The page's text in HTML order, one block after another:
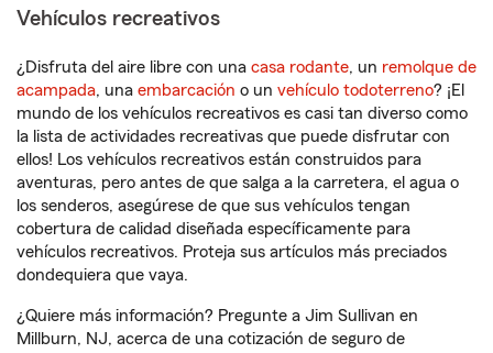
Vehículos recreativos
¿Disfruta del aire libre con una casa rodante, un remolque de
acampada, una embarcación o un vehículo todoterreno? ¡El
mundo de los vehículos recreativos es casi tan diverso como
la lista de actividades recreativas que puede disfrutar con
ellos! Los vehículos recreativos están construidos para
aventuras, pero antes de que salga a la carretera, el agua o
los senderos, asegúrese de que sus vehículos tengan
cobertura de calidad diseñada específicamente para
vehículos recreativos. Proteja sus artículos más preciados
dondequiera que vaya.
¿Quiere más información? Pregunte a Jim Sullivan en
Millburn, NJ, acerca de una cotización de seguro de